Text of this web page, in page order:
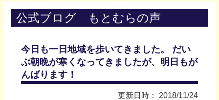
公式ブログ もとむらの声
今日も一日地域を歩いてきました。 だい
ぶ朝晩が寒くなってきましたが、明日もが
んばります！
更新日時： 2018/11/24